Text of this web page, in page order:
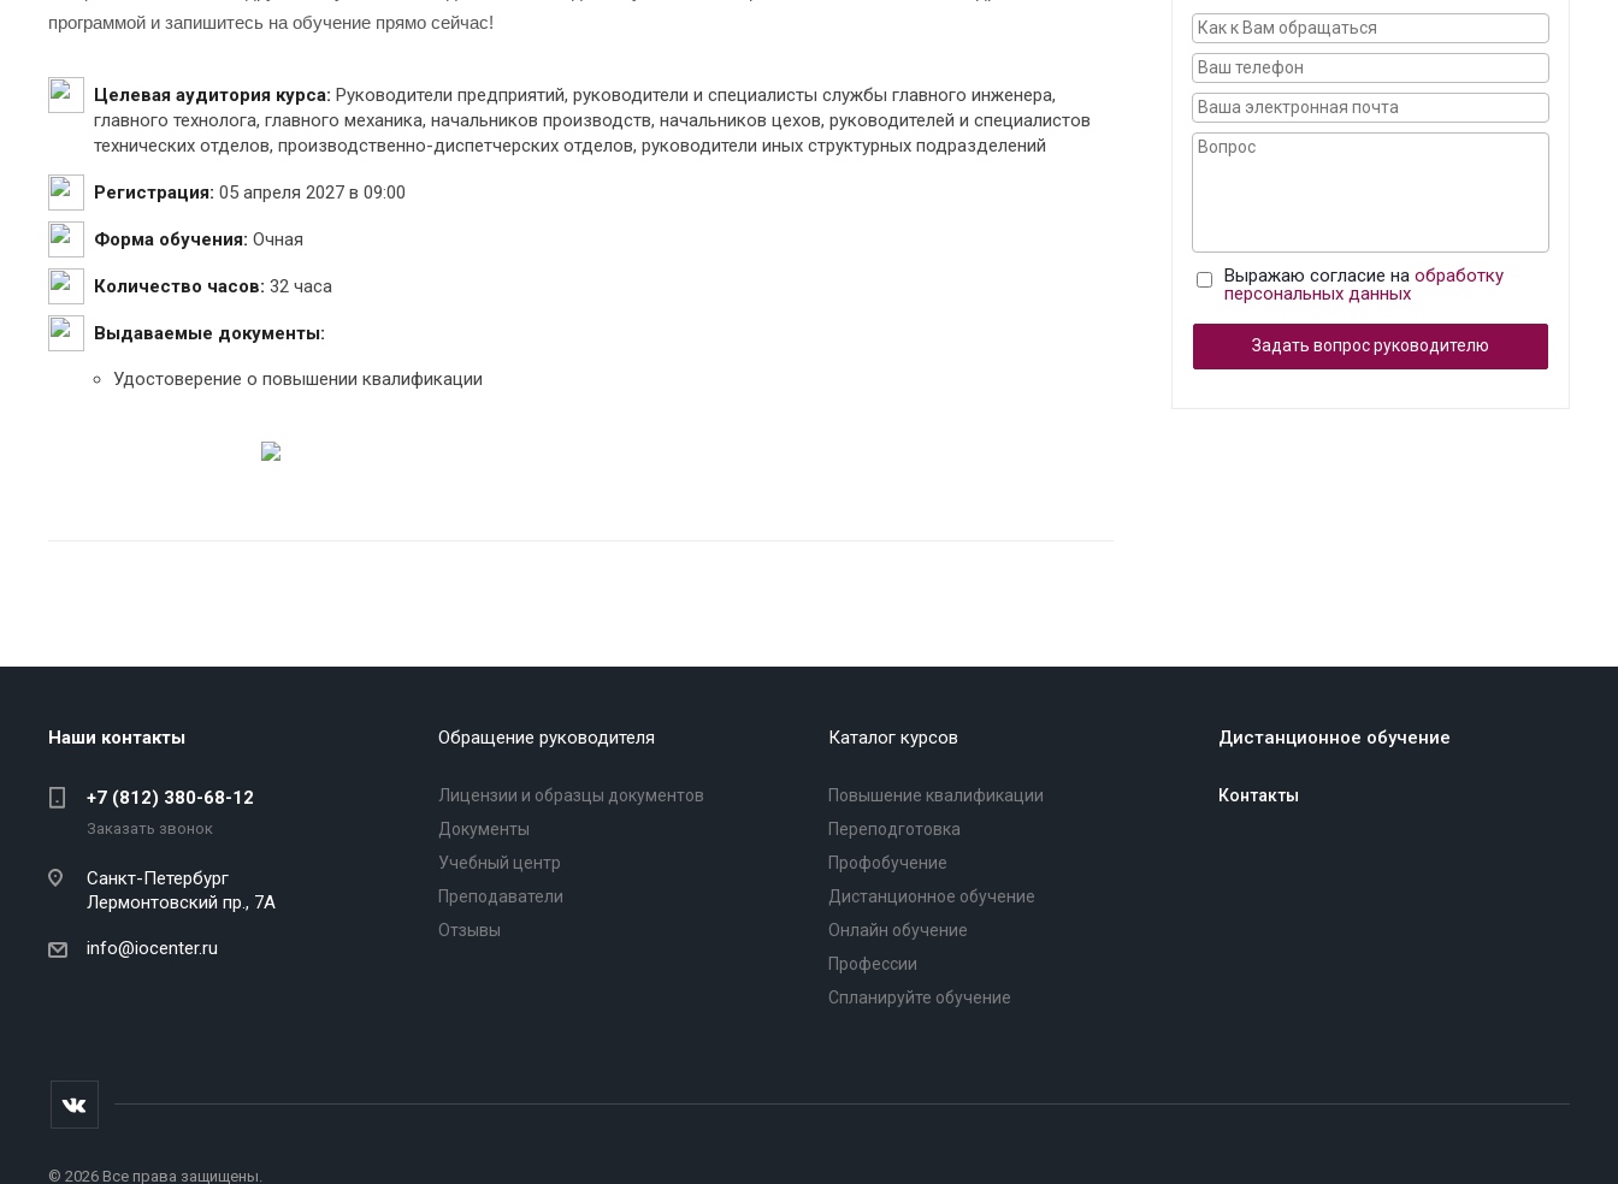
программой и запишитесь на обучение прямо сейчас!
Целевая аудитория курса: Руководители предприятий, руководители и специалисты службы главного инженера,
главного технолога, главного механика, начальников производств, начальников цехов, руководителей и специалистов
технических отделов, производственно-диспетчерских отделов, руководители иных структурных подразделений
Регистрация: 05 апреля 2027 в 09:00
Форма обучения: Очная
Количество часов: 32 часа
Выдаваемые документы:
Удостоверение о повышении квалификации
Выражаю согласие на обработку
персональных данных
Задать вопрос руководителю
Наши контакты
+7 (812) 380-68-12
Заказать звонок
Санкт-Петербург
Лермонтовский пр., 7А
info@iocenter.ru
Обращение руководителя
Лицензии и образцы документов
Документы
Учебный центр
Преподаватели
Отзывы
Каталог курсов
Повышение квалификации
Переподготовка
Профобучение
Дистанционное обучение
Онлайн обучение
Профессии
Спланируйте обучение
Дистанционное обучение
Контакты
© 2026 Все права защищены.